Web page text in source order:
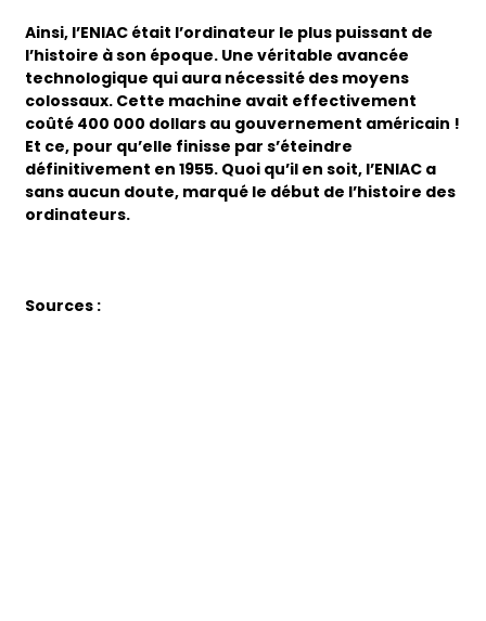
Ainsi, l’ENIAC était l’ordinateur le plus puissant de
l’histoire à son époque. Une véritable avancée
technologique qui aura nécessité des moyens
colossaux. Cette machine avait effectivement
coûté 400 000 dollars au gouvernement américain !
Et ce, pour qu’elle finisse par s’éteindre
définitivement en 1955. Quoi qu’il en soit, l’ENIAC a
sans aucun doute, marqué le début de l’histoire des
ordinateurs.
Sources :